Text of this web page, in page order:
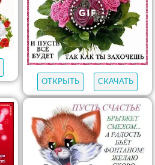
ОТКРЫТЬ
СКАЧАТЬ